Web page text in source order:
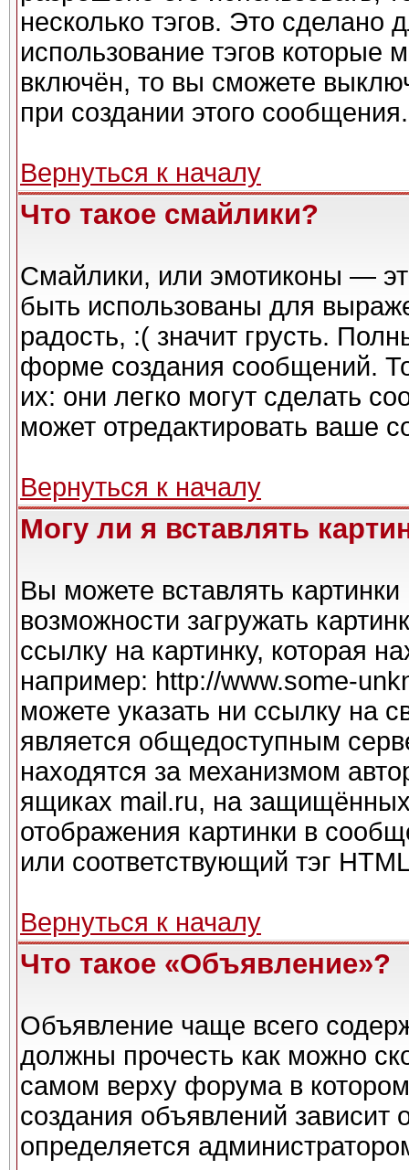
несколько тэгов. Это сделано
использование тэгов которые
включён, то вы сможете
при создании этого сообщения.
Вернуться к началу
Что такое смайлики?
Смайлики, или эмотиконы —
быть использованы для
радость, :( значит грусть.
форме создания сообщений.
их: они легко могут сделать
может отредактировать ваше
Вернуться к началу
Могу ли я вставлять
Вы можете вставлять
возможности загружать
ссылку на картинку, которая
например: http://www.some-
можете указать ни ссылку на
является общедоступным
находятся за механизмом
ящиках mail.ru, на
отображения картинки в
или соответствующий тэг
Вернуться к началу
Что такое «Объявление»?
Объявление чаще всего
должны прочесть как можно
самом верху форума в
создания объявлений зависит
определяется